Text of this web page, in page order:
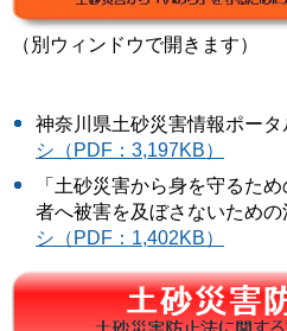
（別ウィンドウで開きます）
神奈川県土砂災害情報ポー
シ （PDF：3,197KB）
「土砂災害から身を守るた
者へ被害を及ぼさないため
シ（PDF：1,402KB）